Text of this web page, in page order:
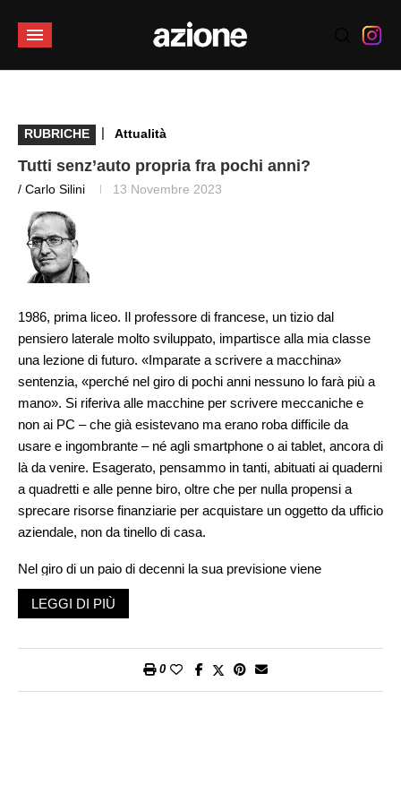
RUBRICHE | Attualità
Tutti senz’auto propria fra pochi anni?
/ Carlo Silini 13 Novembre 2023
1986, prima liceo. Il professore di francese, un tizio dal
pensiero laterale molto sviluppato, impartisce alla mia classe
una lezione di futuro. «Imparate a scrivere a macchina»
sentenzia, «perché nel giro di pochi anni nessuno lo farà più a
mano». Si riferiva alle macchine per scrivere meccaniche e
non ai PC – che già esistevano ma erano roba difficile da
usare e ingombrante – né agli smartphone o ai tablet, ancora di
là da venire. Esagerato, pensammo in tanti, abituati ai quaderni
a quadretti e alle penne biro, oltre che per nulla propensi a
sprecare risorse finanziarie per acquistare un oggetto da ufficio
aziendale, non da tinello di casa.
Nel giro di un paio di decenni la sua previsione viene
ampiamente superata dai fatti. Il futuro arriva proprio così,
molto prima di quando e come lo immaginiamo. Abbiamo
video selfie senza che una lettera dell’alfabeto venga scritta a
LEGGI DI PIÙ
0